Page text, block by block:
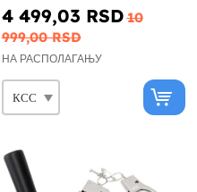
4 499,03 RSD 10
999,00 RSD
НА РАСПОЛАГАЊУ